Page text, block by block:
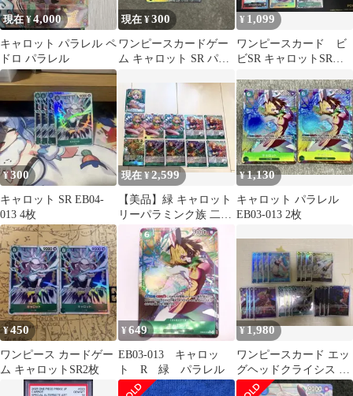
現在 ¥4,000
キャロット パラレル ペ
ドロ パラレル
現在 ¥300
ワンピースカードゲー
ム キャロット SR パラ
¥ 1,099
ワンピースカード ビ
ビSR キャロットSRパ
¥300
キャロット SR EB04-
013 4枚
現在 ¥2,599
【美品】緑 キャロット
リーパラミンク族 二つ
の伝説 ワンピースカー
ド ワンピカ
¥1,130
キャロット パラレル
EB03-013 2枚
¥450
ワンピース カードゲー
ム キャロットSR2枚
¥649
EB03-013 キャロッ
ト R 緑 パラレル
¥1,980
ワンピースカード エッ
グヘッドクライシス SR
セット売り